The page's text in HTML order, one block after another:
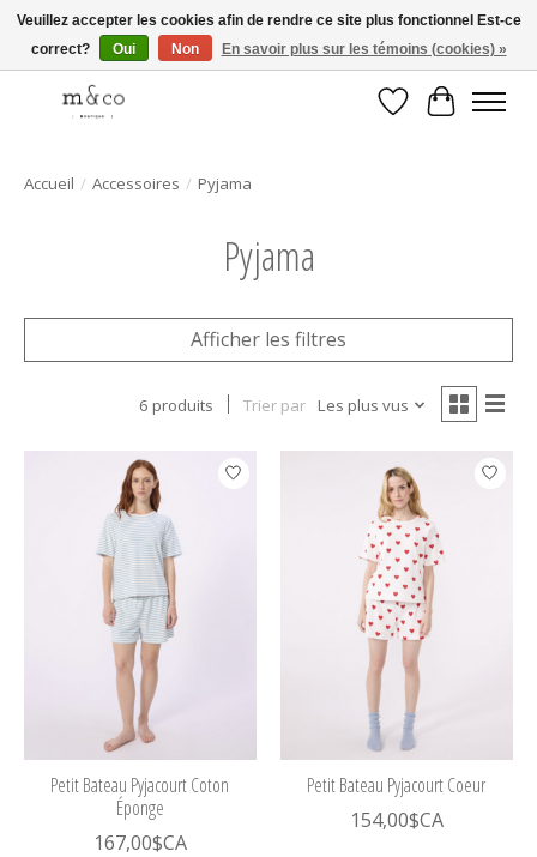
Livraison gratuite avec tout achat de 250$ et plus
Liste dePanier
Accueil / Accessoires / Pyjama
Pyjama
Afficher les filtres
6 produits Trier par Les plus vus
Petit Bateau Pyjacourt Coton
Éponge
167,00$CA
Petit Bateau Pyjacourt Coeur
154,00$CA
Veuillez accepter les cookies afin de rendre ce site plus fonctionnel Est-ce
correct?
Oui Non En savoir plus sur les témoins (cookies) »